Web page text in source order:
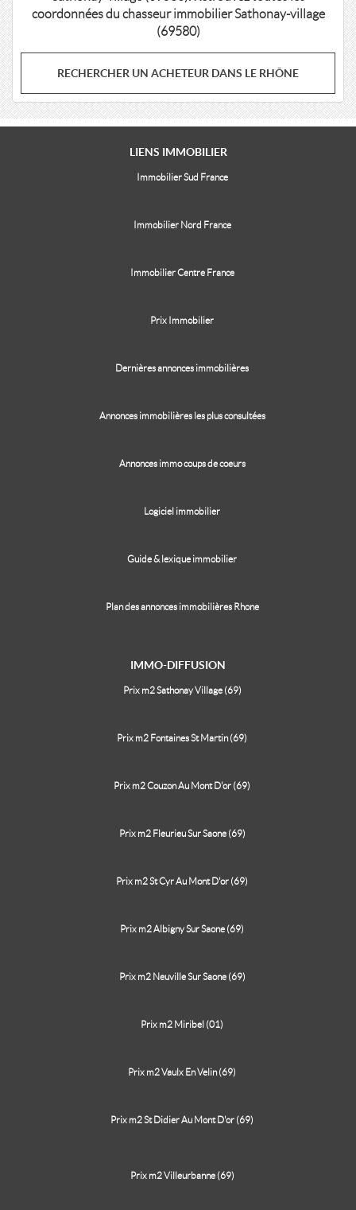
coordonnées du chasseur immobilier Sathonay-village
(69580)
RECHERCHER UN ACHETEUR DANS LE RHÔNE
LIENS IMMOBILIER
Immobilier Sud France
Immobilier Nord France
Immobilier Centre France
Prix Immobilier
Dernières annonces immobilières
Annonces immobilières les plus consultées
Annonces immo coups de coeurs
Logiciel immobilier
Guide & lexique immobilier
Plan des annonces immobilières Rhone
IMMO-DIFFUSION
Prix m2 Sathonay Village (69)
Prix m2 Fontaines St Martin (69)
Prix m2 Couzon Au Mont D'or (69)
Prix m2 Fleurieu Sur Saone (69)
Prix m2 St Cyr Au Mont D'or (69)
Prix m2 Albigny Sur Saone (69)
Prix m2 Neuville Sur Saone (69)
Prix m2 Miribel (01)
Prix m2 Vaulx En Velin (69)
Prix m2 St Didier Au Mont D'or (69)
Prix m2 Villeurbanne (69)